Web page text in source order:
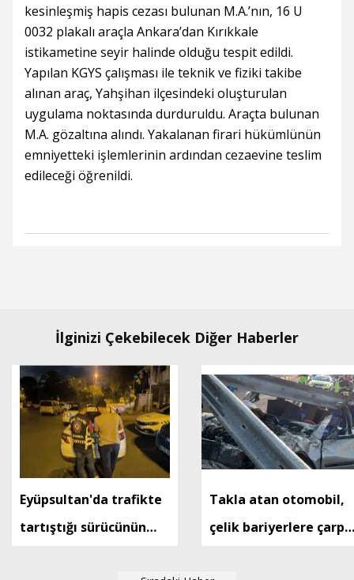
kesinleşmiş hapis cezası bulunan M.A.’nın, 16 U
0032 plakalı araçla Ankara’dan Kırıkkale
istikametine seyir halinde olduğu tespit edildi.
Yapılan KGYS çalışması ile teknik ve fiziki takibe
alınan araç, Yahşihan ilçesindeki oluşturulan
uygulama noktasında durduruldu. Araçta bulunan
M.A. gözaltına alındı. Yakalanan firari hükümlünün
emniyetteki işlemlerinin ardından cezaevine teslim
edileceği öğrenildi.
İlginizi Çekebilecek Diğer Haberler
Eyüpsultan'da trafikte
tartıştığı sürücünün
Takla atan otomobil,
çelik bariyerlere